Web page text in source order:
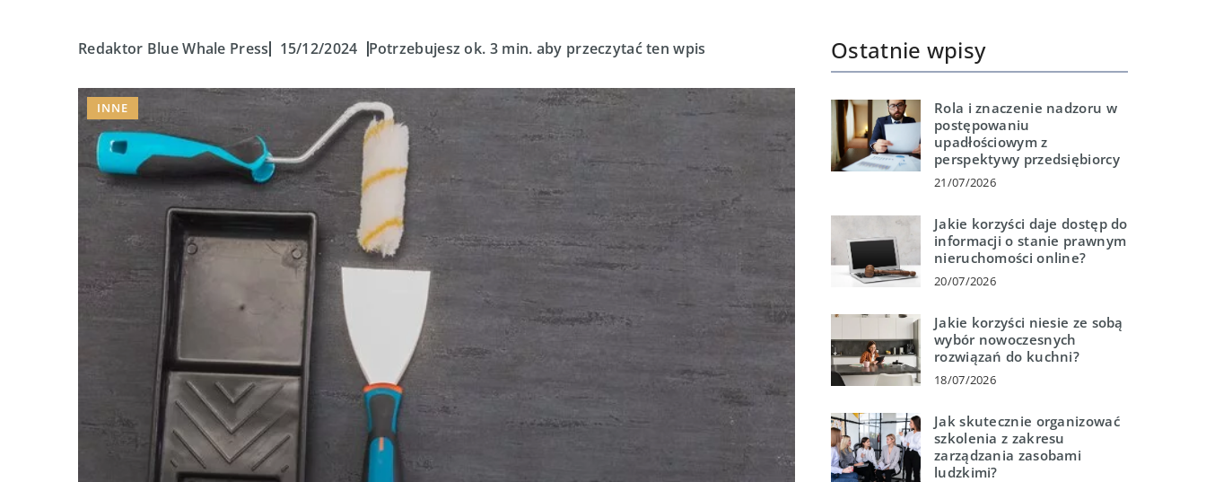
Redaktor Blue Whale Press 15/12/2024 Potrzebujesz ok. 3 min. aby przeczytać ten wpis
INNE
Ostatnie wpisy
Rola i znaczenie nadzoru w
postępowaniu
upadłościowym z
perspektywy przedsiębiorcy
21/07/2026
Jakie korzyści daje dostęp do
informacji o stanie prawnym
nieruchomości online?
20/07/2026
Jakie korzyści niesie ze sobą
wybór nowoczesnych
rozwiązań do kuchni?
18/07/2026
Jak skutecznie organizować
szkolenia z zakresu
zarządzania zasobami
ludzkimi?